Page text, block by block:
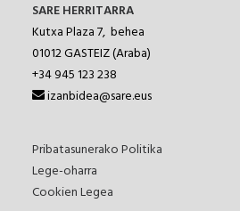
SARE HERRITARRA
Kutxa Plaza 7, behea
01012GASTEIZ (Araba)
+34 945 123 238
izanbidea@sare.eus
Pribatasunerako Politika
Lege-oharra
Cookien Legea